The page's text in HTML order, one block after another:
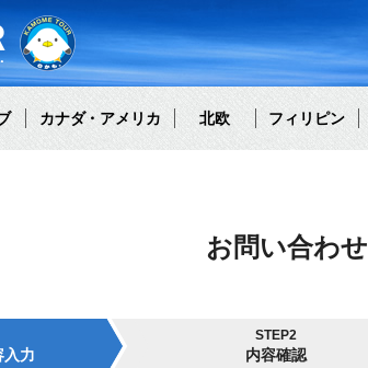
カナダ・アメリカ 北欧 フィリピン
お問い合わせ
入力
STEP2
内容確認